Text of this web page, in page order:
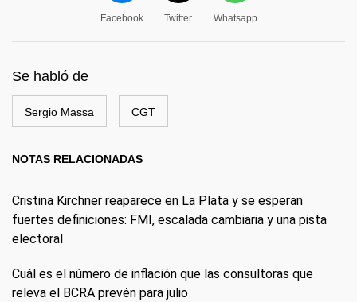
Facebook Twitter Whatsapp
Se habló de
Sergio Massa CGT
NOTAS RELACIONADAS
Cristina Kirchner reaparece en La Plata y se esperan
fuertes definiciones: FMI, escalada cambiaria y una pista
electoral
Cuál es el número de inflación que las consultoras que
releva el BCRA prevén para julio